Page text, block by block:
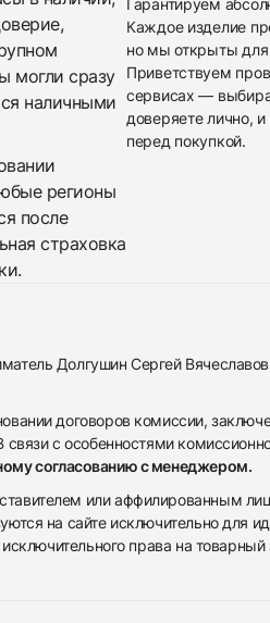
могли сразу
наличными
регионы
после
страховка
Гарантируем
Каждое изделие
но мы открыты для
Приветствуем
сервисах —
доверяете лично,
перед покупкой.
Долгушин Сергей
договоров комиссии,
с особенностями
согласованию с менеджером.
или аффилированным
на сайте исключительно
права на товарный